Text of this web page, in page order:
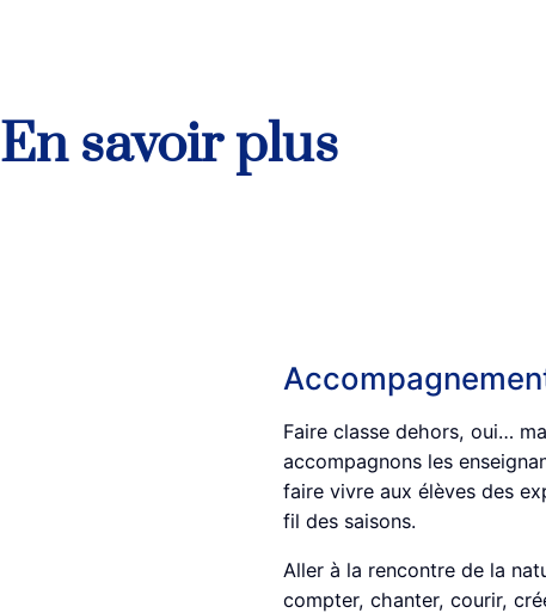
En savoir plus
Faire classe dehors, oui…
accompagnons les
faire vivre aux élèves des
fil des saisons.
Aller à la rencontre de la
compter, chanter, courir,